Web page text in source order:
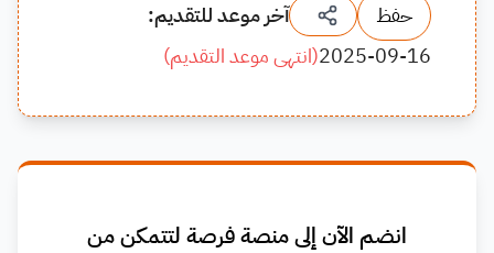
حفظ
آخر موعد للتقديم:
2025-09-16
(انتهى موعد التقديم)
انضم الآن إلى منصة فرصة لتتمكن من